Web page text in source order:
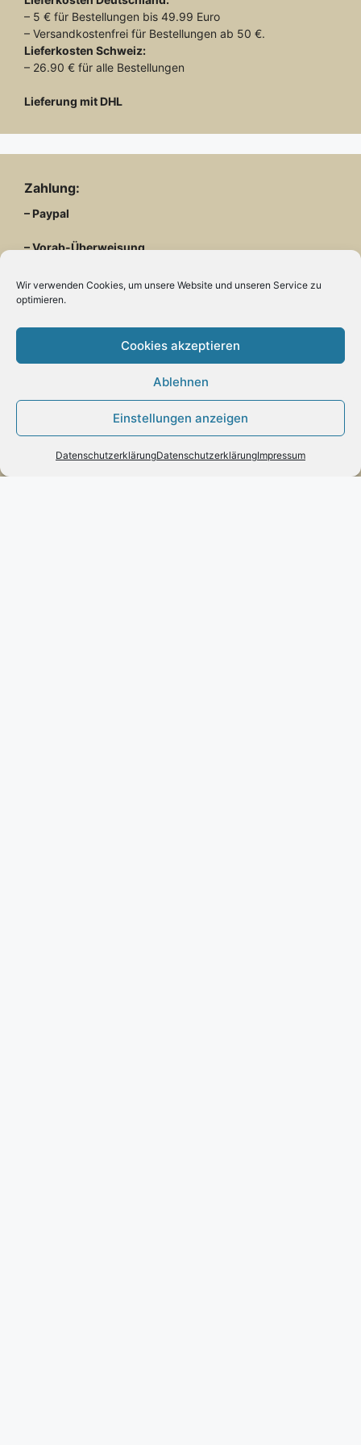
Wir verwenden Cookies, um unsere Website und unseren Service zu
optimieren.
Cookies akzeptieren
Ablehnen
Einstellungen anzeigen
DatenschutzerklärungDatenschutzerklärungImpressum
– 5 € für Bestellungen bis 49.99 Euro
– Versandkostenfrei für Bestellungen ab 50 €.
Lieferkosten Schweiz:
– 26.90 € für alle Bestellungen
Lieferung mit DHL
Zahlung:
– Paypal
– Vorab-Überweisung
– Amazon Pay
Kundenmeinungen
Kontakt